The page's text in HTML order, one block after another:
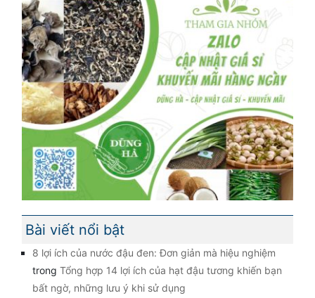
Bài viết nổi bật
8 lợi ích của nước đậu đen: Đơn giản mà hiệu nghiệm
trong Tổng hợp 14 lợi ích của hạt đậu tương khiến bạn
bất ngờ, những lưu ý khi sử dụng